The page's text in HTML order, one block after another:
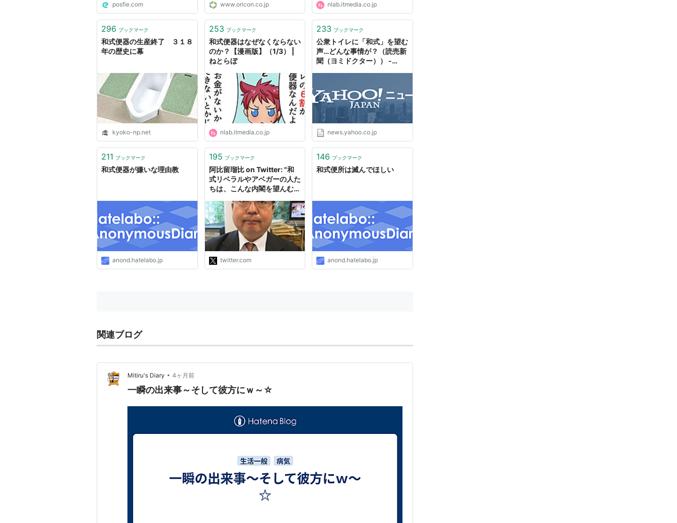
posfie.com www.oricon.co.jp nlab.itmedia.co.jp
296 ブックマーク
和式便器の生産終了 ３１８
年の歴史に幕
kyoko-np.net
253 ブックマーク
和式便器はなぜなくならない
のか？【漫画版】（1/3） |
ねとらぼ
nlab.itmedia.co.jp
233 ブックマーク
公衆トイレに「和式」を望む
声…どんな事情が？（読売新
聞（ヨミドクター）） -
news.yahoo.co.jp
211 ブックマーク
和式便器が嫌いな理由教
anond.hatelabo.jp
195 ブックマーク
阿比留瑠比 on Twitter: "和
式リベラルやアベガーの人た
ちは、こんな内閣を望んむの
理兼経済産業相 菅直人 官
房長官 小西洋之 外相 福
山哲朗 総務相 杉尾秀哉 防
衛相 安住淳 文部科学相
前川喜平(民間) 法相 枝野
幸男 環境相…
https://t.co/sPbdTypXGg"
twitter.com
146 ブックマーク
和式便所は滅んでほしい
anond.hatelabo.jp
関連ブログ
Mitiru's Diary • 4ヶ月前
一瞬の出来事～そして彼方にｗ～☆